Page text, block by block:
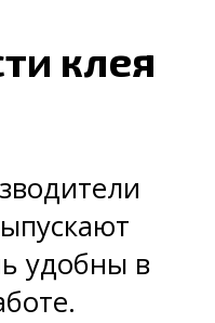
клея
удобны в